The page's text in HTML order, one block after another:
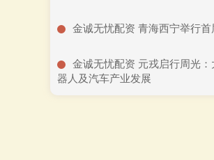
金诚无忧配资 青海西宁举行
金诚无忧配资 元戎启行周光
器人及汽车产业发展